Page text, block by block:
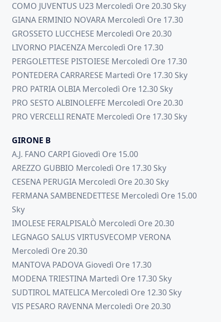
COMO JUVENTUS U23 Mercoledì Ore 20.30 Sky
GIANA ERMINIO NOVARA Mercoledì Ore 17.30
GROSSETO LUCCHESE Mercoledì Ore 20.30
LIVORNO PIACENZA Mercoledì Ore 17.30
PERGOLETTESE PISTOIESE Mercoledì Ore 17.30
PONTEDERA CARRARESE Martedì Ore 17.30 Sky
PRO PATRIA OLBIA Mercoledì Ore 12.30 Sky
PRO SESTO ALBINOLEFFE Mercoledì Ore 20.30
PRO VERCELLI RENATE Mercoledì Ore 17.30 Sky
GIRONE B
A.J. FANO CARPI Giovedì Ore 15.00
AREZZO GUBBIO Mercoledì Ore 17.30 Sky
CESENA PERUGIA Mercoledì Ore 20.30 Sky
FERMANA SAMBENEDETTESE Mercoledì Ore 15.00
Sky
IMOLESE FERALPISALÒ Mercoledì Ore 20.30
LEGNAGO SALUS VIRTUSVECOMP VERONA
Mercoledì Ore 20.30
MANTOVA PADOVA Giovedì Ore 17.30
MODENA TRIESTINA Martedì Ore 17.30 Sky
SUDTIROL MATELICA Mercoledì Ore 12.30 Sky
VIS PESARO RAVENNA Mercoledì Ore 20.30